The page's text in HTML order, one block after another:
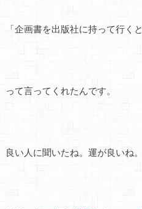
「企画書を出版社に持って行くと
って言ってくれたんです。
良い人に聞いたね。運が良いね。